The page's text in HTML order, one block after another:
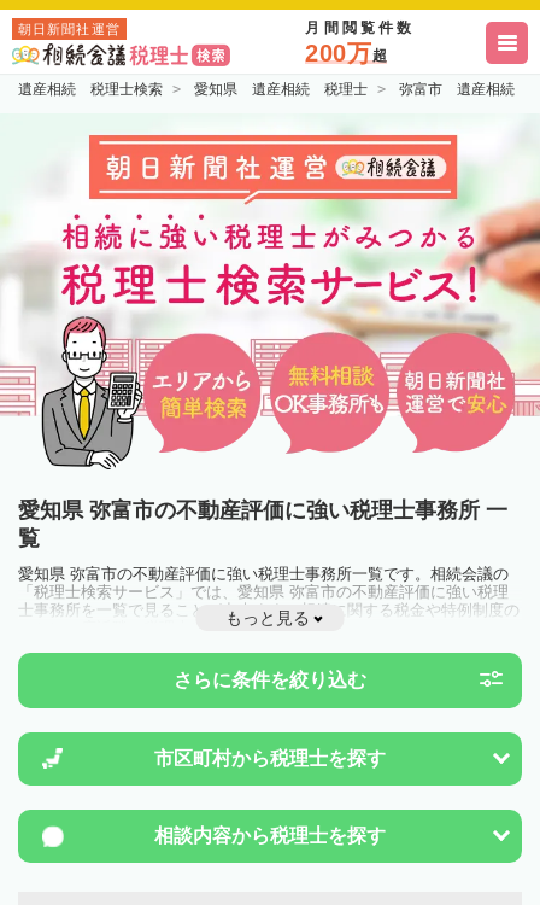
朝日新聞社運営 月間閲覧件数
200万超
遺産相続 税理士検索 愛知県 遺産相続 税理士 弥富市 遺産相続
愛知県 弥富市の不動産評価に強い税理士事務所 一
覧
愛知県 弥富市の不動産評価に強い税理士事務所一覧です。相続会議の
「税理士検索サービス」では、愛知県 弥富市の不動産評価に強い税理
士事務所を一覧で見ることが出来ます。相続に関する税金や特例制度の
ことは一度近隣の税理士に相談してみましょう。
もっと見る
さらに条件を絞り込む
市区町村から税理士を探す
相談内容から税理士を探す